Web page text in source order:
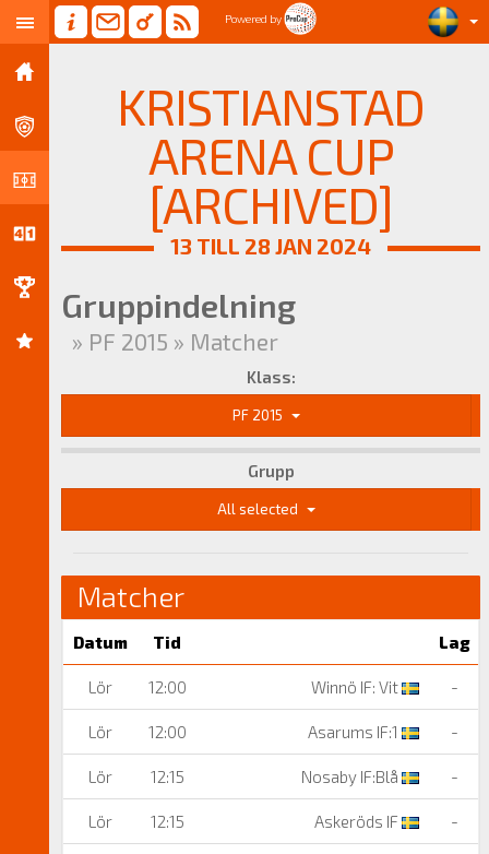
Powered by
KRISTIANSTAD
ARENA CUP
[ARCHIVED]
13 TILL 28 JAN 2024
Gruppindelning
» PF 2015 » Matcher
Klass:
PF 2015
Grupp
All selected
Matcher
Datum Tid Lag
Lör 12:00 Winnö IF: Vit -
Lör 12:00 Asarums IF:1 -
Lör 12:15 Nosaby IF:Blå -
Lör 12:15 Askeröds IF -